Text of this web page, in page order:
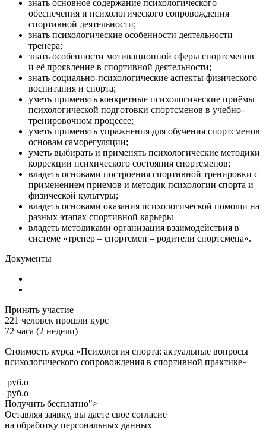
знать основное содержание психологического
обеспечения и психологического сопровождения
спортивной деятельности;
знать психологические особенности деятельности
тренера;
знать особенности мотивационной сферы спортсменов
и её проявление в спортивной деятельности;
знать социально-психологические аспекты физического
воспитания и спорта;
уметь применять конкретные психологические приёмы
психологической подготовки спортсменов в учебно-
тренировочном процессе;
уметь применять упражнения для обучения спортсменов
основам саморегуляции;
уметь выбирать и применять психологические методики
коррекции психического состояния спортсменов;
владеть основами построения спортивной тренировки с
применением приемов и методик психологии спорта и
физической культуры;
владеть основами оказания психологической помощи на
разных этапах спортивной карьеры
владеть методиками организация взаимодействия в
системе «тренер – спортсмен – родители спортсмена».
Документы
Принять участие
221 человек прошли курс
72 часа (2 недели)
Стоимость курса «Психология спорта: актуальные вопросы
психологического сопровождения в спортивной практике»
руб.o
руб.o
Получить бесплатно">
Оставляя заявку, вы даете свое согласие
на обработку персональных данных